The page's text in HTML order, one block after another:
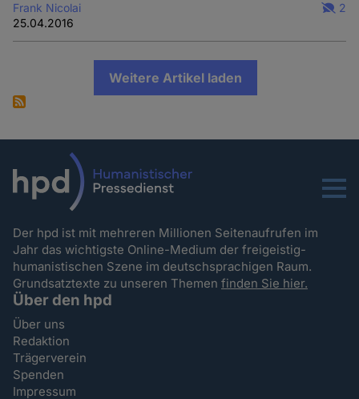
Frank Nicolai
25.04.2016
2
Weitere Artikel laden
Menu
Der hpd ist mit mehreren Millionen Seitenaufrufen im
Jahr das wichtigste Online-Medium der freigeistig-
humanistischen Szene im deutschsprachigen Raum.
Grundsatztexte zu unseren Themenfinden Sie hier.
Über den hpd
Über uns
Redaktion
Trägerverein
Spenden
Impressum